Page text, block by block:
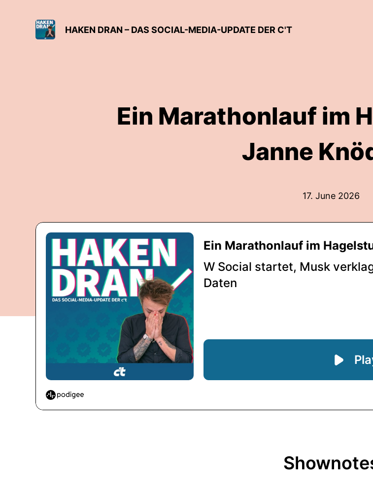
HAKEN DRAN – DAS SOCIAL-MEDIA-UPDATE DER C'T
Ein Marathonlauf im
Janne
17. June 2026